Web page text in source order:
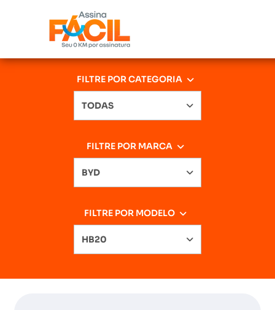
FILTRE POR CATEGORIA
TODAS
FILTRE POR MARCA
BYD
FILTRE POR MODELO
HB20